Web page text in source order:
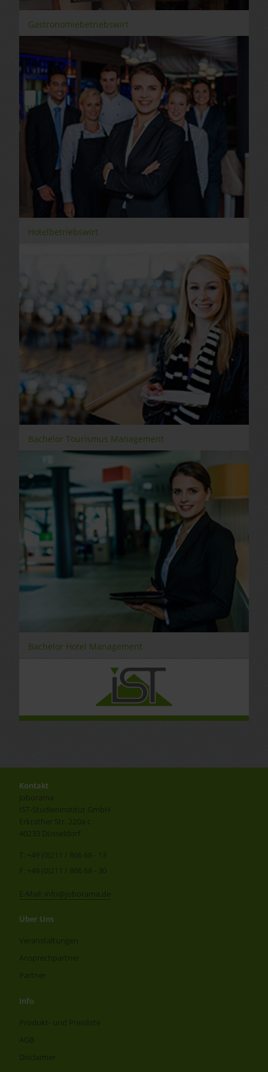
Gastronomiebetriebswirt
Hotelbetriebswirt
Bachelor Tourismus Management
Bachelor Hotel Management
Kontakt
Joborama
IST-Studieninstitut GmbH
Erkrather Str. 220a-c
40233 Düsseldorf
T: +49 (0)211 / 866 68 - 13
F: +49 (0)211 / 866 68 - 30
E-Mail: info@joborama.de
Über Uns
Veranstaltungen
Ansprechpartner
Partner
Info
Produkt- und Preisliste
AGB
Disclaimer